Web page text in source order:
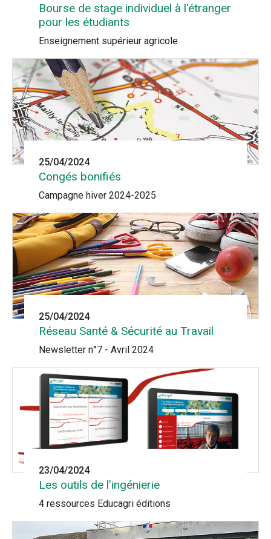
Bourse de stage individuel à l'étranger
pour les étudiants
Enseignement supérieur agricole
25/04/2024
Congés bonifiés
Campagne hiver 2024-2025
25/04/2024
Réseau Santé & Sécurité au Travail
Newsletter n°7 - Avril 2024
23/04/2024
Les outils de l’ingénierie
4 ressources Educagri éditions